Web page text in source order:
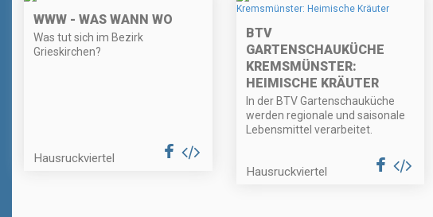
WWW - WAS WANN WO
Was tut sich im Bezirk
Grieskirchen?
Hausruckviertel
BTV
GARTENSCHAUKÜCHE
KREMSMÜNSTER:
HEIMISCHE KRÄUTER
In der BTV Gartenschauküche
werden regionale und saisonale
Lebensmittel verarbeitet.
Hausruckviertel